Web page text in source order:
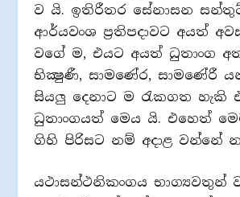
ව යි. ඉතිරීතර සේනාසන
ආර්යවංශ ප්‍රතිපදාවට අයත්
වගේ ම, එයට අයත් ධුතාංග
භික්‍ෂුණී, සාමණේර, සාමණේරී
සියලු දෙනාට ම රැකගත හැකි
ධුතාංගයත් මෙය යි. එහෙත්
ගිහි පිරිසට නම් අදාළ වන්නේ
යථාසන්ථනිකංගය භාග්‍යවතුන්